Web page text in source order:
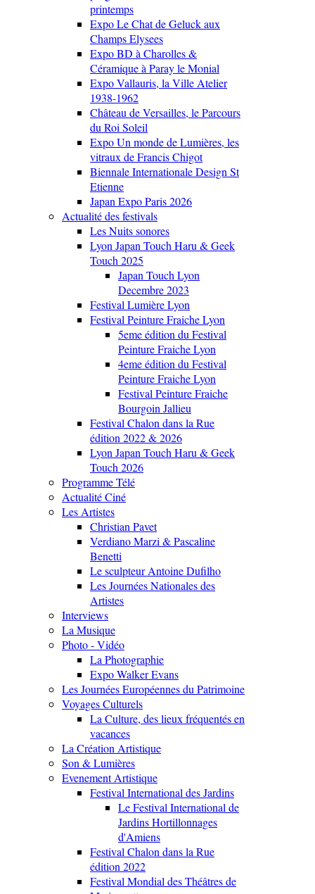
printemps
Expo Le Chat de Geluck aux
Champs Elysees
Expo BD à Charolles &
Céramique à Paray le Monial
Expo Vallauris, la Ville Atelier
1938-1962
Château de Versailles, le Parcours
du Roi Soleil
Expo Un monde de Lumières, les
vitraux de Francis Chigot
Biennale Internationale Design St
Etienne
Japan Expo Paris 2026
Actualité des festivals
Les Nuits sonores
Lyon Japan Touch Haru & Geek
Touch 2025
Japan Touch Lyon
Decembre 2023
Festival Lumière Lyon
Festival Peinture Fraiche Lyon
5eme édition du Festival
Peinture Fraiche Lyon
4eme édition du Festival
Peinture Fraiche Lyon
Festival Peinture Fraiche
Bourgoin Jallieu
Festival Chalon dans la Rue
édition 2022 & 2026
Lyon Japan Touch Haru & Geek
Touch 2026
Programme Télé
Actualité Ciné
Les Artistes
Christian Pavet
Verdiano Marzi & Pascaline
Benetti
Le sculpteur Antoine Dufilho
Les Journées Nationales des
Artistes
Interviews
La Musique
Photo - Vidéo
La Photographie
Expo Walker Evans
Les Journées Européennes du Patrimoine
Voyages Culturels
La Culture, des lieux fréquentés en
vacances
La Création Artistique
Son & Lumières
Evenement Artistique
Festival International des Jardins
Le Festival International de
Jardins Hortillonnages
d'Amiens
Festival Chalon dans la Rue
édition 2022
Festival Mondial des Théâtres de